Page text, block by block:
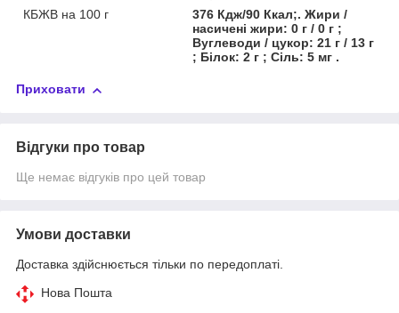
КБЖВ на 100 г
376 Кдж/90 Ккал;. Жири /
насичені жири: 0 г / 0 г ;
Вуглеводи / цукор: 21 г / 13 г
; Білок: 2 г ; Сіль: 5 мг .
Приховати
Відгуки про товар
Ще немає відгуків про цей товар
Умови доставки
Доставка здійснюється тільки по передоплаті.
Нова Пошта